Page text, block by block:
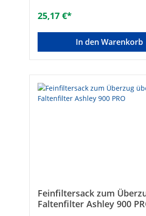
220 - 240Max. Systemleistung [W]:
18Bemessungslichtstrom nach
[mm]: 1.225Breite [mm]: 32Höhe
54Ausstrahlungswinkel [°]:
DMX: ✓
25,17 €*
In den Warenkorb
Feinfiltersack zum
Faltenfilter Ashley 900